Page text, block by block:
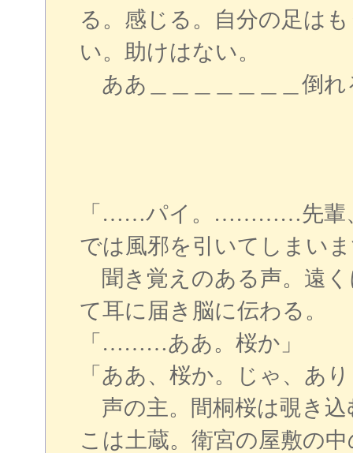
る。感じる。自分の足は
い。助けはない。
ああ＿＿＿＿＿＿＿
「……パイ。…………先輩
では風邪を引いてしまい
聞き覚えのある声。遠
て耳に届き脳に伝わる。
「………ああ。桜か」
「ああ、桜か。じゃ、あ
声の主。間桐桜は覗き
こは土蔵。衛宮の屋敷の